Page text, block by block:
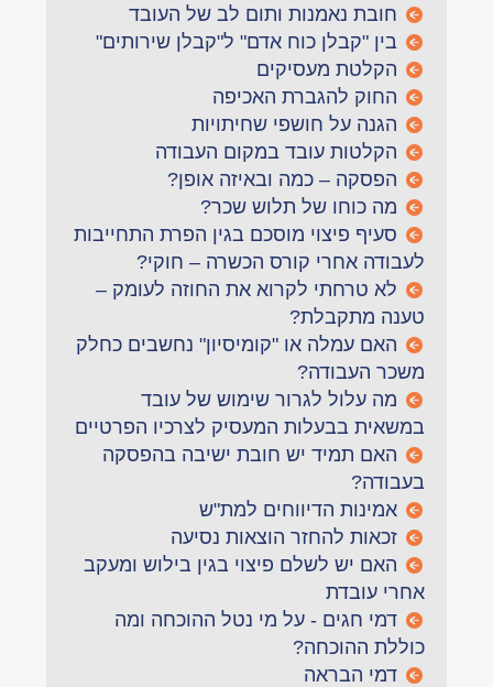
חובת נאמנות ותום לב של העובד
בין "קבלן כוח אדם" ל"קבלן שירותים"
הקלטת מעסיקים
החוק להגברת האכיפה
הגנה על חושפי שחיתויות
הקלטות עובד במקום העבודה
הפסקה – כמה ובאיזה אופן?
מה כוחו של תלוש שכר?
סעיף פיצוי מוסכם בגין הפרת התחייבות
לעבודה אחרי קורס הכשרה – חוקי?
לא טרחתי לקרוא את החוזה לעומק –
טענה מתקבלת?
האם עמלה או "קומיסיון" נחשבים כחלק
משכר העבודה?
מה עלול לגרור שימוש של עובד
במשאית בבעלות המעסיק לצרכיו הפרטיים
האם תמיד יש חובת ישיבה בהפסקה
בעבודה?
אמינות הדיווחים למת"ש
זכאות להחזר הוצאות נסיעה
האם יש לשלם פיצוי בגין בילוש ומעקב
אחרי עובדת
דמי חגים - על מי נטל ההוכחה ומה
כוללת ההוכחה?
דמי הבראה